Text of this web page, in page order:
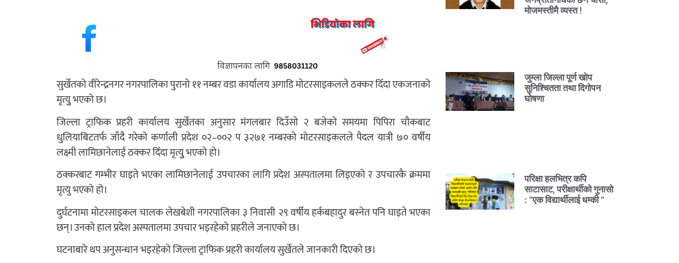
सुर्खेतको वीरेन्द्रनगर नगरपालिका पुरानो ११ नम्बर वडा कार्यालय अगाडि मोटरसाइकलले ठक्कर दिँदा एकजनाको
मृत्युु भएको छ।
जिल्ला ट्राफिक प्रहरी कार्यालय सुर्खेतका अनुसार मंगलबार दिउँसाे २ बजेकाे समयमा पिपिरा चौकबाट
धुलियाबिटतर्फ जाँदै गरेको कर्णाली प्रदेश ०२–००२ प ३२७१ नम्बरको मोटरसाइकलले पैदल यात्री ७० वर्षीय
लक्ष्मी लामिछानेलाई ठक्कर दिँदा मृत्युु भएको हो।
ठक्करबाट गम्भीर घाइते भएका लामिछानेलाई उपचारका लागि प्रदेश अस्पतालमा लिइएको र उपचारकै क्रममा
मृत्यु भएको हो।
दुर्घटनामा मोटरसाइकल चालक लेखबेशी नगरपालिका ३ निवासी २९ वर्षीय हर्कबहादुर बस्नेत पनि घाइते भएका
छन्। उनको हाल प्रदेश अस्पतालमा उपचार भइरहेको प्रहरीले जनाएको छ।
घटनाबारे थप अनुसन्धान भइरहेको जिल्ला ट्राफिक प्रहरी कार्यालय सुर्खेतले जानकारी दिएको छ।
मोजमस्तीमै व्यस्त !
जुम्ला जिल्ला पूर्ण खोप
सुनिश्चितता तथा दिगोपन
घोषणा
परिक्षा हलभित्र कपि
साटासाट, परीक्षार्थीको गुनासो
: “एक विद्यार्थीलाई धम्की “